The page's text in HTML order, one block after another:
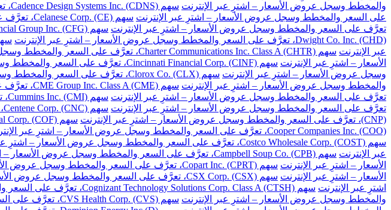
والمخطط وسجل عروض الأسعار – اشترِ عبر الإنترنت سهم Cadence Design Systems Inc. (CDNS)، تعرَّف على السعر والمخطط وسجل عروض الأسعار – اشترِ عبر الإنترنت
على السعر والمخطط وسجل عروض الأسعار – اشترِ عبر الإنترنت سهم Celanese Corp. (CE)، تعرَّف على السعر والمخطط وسجل عروض الأسعار – اشترِ عبر الإنترنت
تعرَّف على السعر والمخطط وسجل عروض الأسعار – اشترِ عبر الإنترنت سهم Citizens Financial Group Inc. (CFG)، تعرَّف على السعر والمخطط وسجل عروض الأسعار – اشترِ عبر الإنترنت
Dwight Co. Inc. (CHD)، تعرَّف على السعر والمخطط وسجل عروض الأسعار – اشترِ عبر الإنترنت
عبر الإنترنت سهم Charter Communications Inc. Class A (CHTR)، تعرَّف على السعر والمخطط وسجل عروض الأسعار – اشترِ عبر الإنترنت
الأسعار – اشترِ عبر الإنترنت سهم Cincinnati Financial Corp. (CINF)، تعرَّف على السعر والمخطط وسجل عروض الأسعار – اشترِ عبر الإنترنت
وسجل عروض الأسعار – اشترِ عبر الإنترنت سهم Clorox Co. (CLX)، تعرَّف على السعر والمخطط وسجل عروض الأسعار – اشترِ عبر الإنترنت
والمخطط وسجل عروض الأسعار – اشترِ عبر الإنترنت سهم CME Group Inc. Class A (CME)، تعرَّف على السعر والمخطط وسجل عروض الأسعار – اشترِ عبر الإنترنت
تعرَّف على السعر والمخطط وسجل عروض الأسعار – اشترِ عبر الإنترنت سهم Cummins Inc. (CMI)، تعرَّف على السعر والمخطط وسجل عروض الأسعار – اشترِ عبر الإنترنت
تعرَّف على السعر والمخطط وسجل عروض الأسعار – اشترِ عبر الإنترنت سهم Centene Corp. (CNC)، تعرَّف على السعر والمخطط وسجل عروض الأسعار – اشترِ عبر الإنترنت
(CNP)، تعرَّف على السعر والمخطط وسجل عروض الأسعار – اشترِ عبر الإنترنت
سهم Capital One Financial Corp. (COF)، تعرَّف على السعر والمخطط وسجل عروض الأسعار – اشترِ عبر الإنترنت
Cooper Companies Inc. (COO)، تعرَّف على السعر والمخطط وسجل عروض الأسعار – اشترِ عبر الإنترنت
سهم Costco Wholesale Corp. (COST)، تعرَّف على السعر والمخطط وسجل عروض الأسعار – اشترِ عبر الإنترنت
عبر الإنترنت سهم Campbell Soup Co. (CPB)، تعرَّف على السعر والمخطط وسجل عروض الأسعار – اشترِ عبر الإنترنت
الأسعار – اشترِ عبر الإنترنت سهم Copart Inc. (CPRT)، تعرَّف على السعر والمخطط وسجل عروض الأسعار – اشترِ عبر الإنترنت
الأسعار – اشترِ عبر الإنترنت سهم CSX Corp. (CSX)، تعرَّف على السعر والمخطط وسجل عروض الأسعار – اشترِ عبر الإنترنت
اشترِ عبر الإنترنت سهم Cognizant Technology Solutions Corp. Class A (CTSH)، تعرَّف على السعر والمخطط وسجل عروض الأسعار – اشترِ عبر الإنترنت
والمخطط وسجل عروض الأسعار – اشترِ عبر الإنترنت سهم CVS Health Corp. (CVS)، تعرَّف على السعر والمخطط وسجل عروض الأسعار – اشترِ عبر الإنترنت